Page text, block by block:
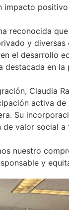
impacto
reconocida
y
el desarrollo
destacada en
Claudia
activa de
Su
de valor social
nuestro
y